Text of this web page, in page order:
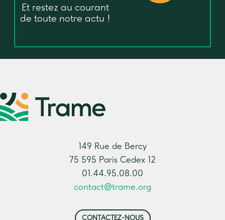
Et restez au courant
de toute notre actu !
149 Rue de Bercy
75 595 Paris Cedex 12
01.44.95.08.00
contact@trame.org
CONTACTEZ-NOUS